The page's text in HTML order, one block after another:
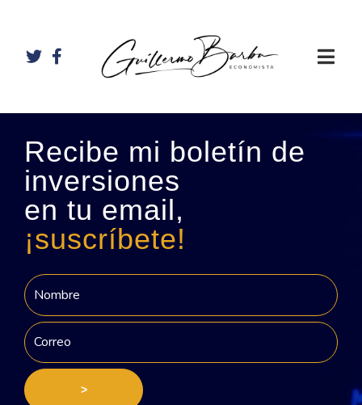
Recibe mi boletín de
inversiones
en tu email,
¡suscríbete!
>